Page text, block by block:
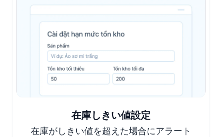
在庫しきい値設定
在庫がしきい値を超えた場合にアラート